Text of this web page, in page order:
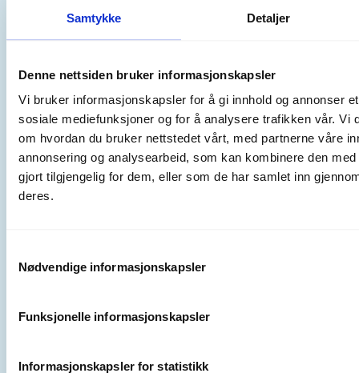
Samtykke Detaljer
Denne nettsiden bruker informasjonskapsler
Vi bruker informasjonskapsler for å gi innhold og annonser
sosiale mediefunksjoner og for å analysere trafikken vår. Vi
om hvordan du bruker nettstedet vårt, med partnerne våre
annonsering og analysearbeid, som kan kombinere den
gjort tilgjengelig for dem, eller som de har samlet inn
deres.
Nødvendige informasjonskapsler
Funksjonelle informasjonskapsler
Informasjonskapsler for statistikk